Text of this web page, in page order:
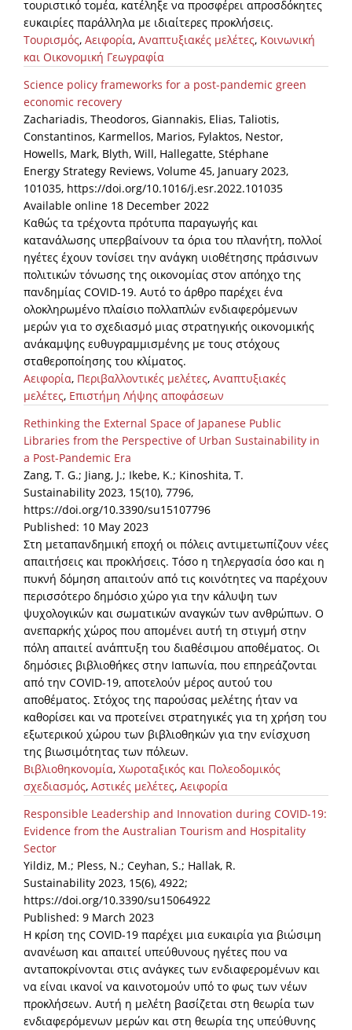
τουριστικό τομέα, κατέληξε να προσφέρει απροσδόκητες
ευκαιρίες παράλληλα με ιδιαίτερες προκλήσεις.
Τουρισμός, Αειφορία, Αναπτυξιακές μελέτες, Κοινωνική
και Οικονομική Γεωγραφία
Science policy frameworks for a post-pandemic green
economic recovery
Zachariadis, Theodoros, Giannakis, Elias, Taliotis,
Constantinos, Karmellos, Marios, Fylaktos, Nestor,
Howells, Mark, Blyth, Will, Hallegatte, Stéphane
Energy Strategy Reviews, Volume 45, January 2023,
101035, https://doi.org/10.1016/j.esr.2022.101035
Available online 18 December 2022
Καθώς τα τρέχοντα πρότυπα παραγωγής και
κατανάλωσης υπερβαίνουν τα όρια του πλανήτη, πολλοί
ηγέτες έχουν τονίσει την ανάγκη υιοθέτησης πράσινων
πολιτικών τόνωσης της οικονομίας στον απόηχο της
πανδημίας COVID-19. Αυτό το άρθρο παρέχει ένα
ολοκληρωμένο πλαίσιο πολλαπλών ενδιαφερόμενων
μερών για το σχεδιασμό μιας στρατηγικής οικονομικής
ανάκαμψης ευθυγραμμισμένης με τους στόχους
σταθεροποίησης του κλίματος.
Αειφορία, Περιβαλλοντικές μελέτες, Αναπτυξιακές
μελέτες, Επιστήμη Λήψης αποφάσεων
Rethinking the External Space of Japanese Public
Libraries from the Perspective of Urban Sustainability in
a Post-Pandemic Era
Zang, T. G.; Jiang, J.; Ikebe, K.; Kinoshita, T.
Sustainability 2023, 15(10), 7796,
https://doi.org/10.3390/su15107796
Published: 10 May 2023
Στη μεταπανδημική εποχή οι πόλεις αντιμετωπίζουν νέες
απαιτήσεις και προκλήσεις. Τόσο η τηλεργασία όσο και η
πυκνή δόμηση απαιτούν από τις κοινότητες να παρέχουν
περισσότερο δημόσιο χώρο για την κάλυψη των
ψυχολογικών και σωματικών αναγκών των ανθρώπων. Ο
ανεπαρκής χώρος που απομένει αυτή τη στιγμή στην
πόλη απαιτεί ανάπτυξη του διαθέσιμου αποθέματος. Οι
δημόσιες βιβλιοθήκες στην Ιαπωνία, που επηρεάζονται
από την COVID-19, αποτελούν μέρος αυτού του
αποθέματος. Στόχος της παρούσας μελέτης ήταν να
καθορίσει και να προτείνει στρατηγικές για τη χρήση του
εξωτερικού χώρου των βιβλιοθηκών για την ενίσχυση
της βιωσιμότητας των πόλεων.
Βιβλιοθηκονομία, Χωροταξικός και Πολεοδομικός
σχεδιασμός, Αστικές μελέτες, Αειφορία
Responsible Leadership and Innovation during COVID-19:
Evidence from the Australian Tourism and Hospitality
Sector
Yildiz, M.; Pless, N.; Ceyhan, S.; Hallak, R.
Sustainability 2023, 15(6), 4922;
https://doi.org/10.3390/su15064922
Published: 9 March 2023
Η κρίση της COVID-19 παρέχει μια ευκαιρία για βιώσιμη
ανανέωση και απαιτεί υπεύθυνους ηγέτες που να
ανταποκρίνονται στις ανάγκες των ενδιαφερομένων και
να είναι ικανοί να καινοτομούν υπό το φως των νέων
προκλήσεων. Αυτή η μελέτη βασίζεται στη θεωρία των
ενδιαφερόμενων μερών και στη θεωρία της υπεύθυνης